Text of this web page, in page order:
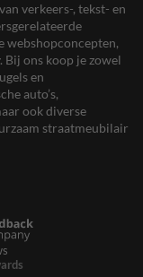
verkeers-, tekst- en
webshopconcepten,
Bij ons koop je zowel
en
auto’s,
ook diverse
straatmeubilair